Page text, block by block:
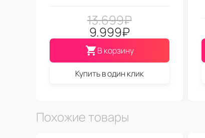
13.699₽
9.999₽
В корзину
Купить в один клик
Похожие товары